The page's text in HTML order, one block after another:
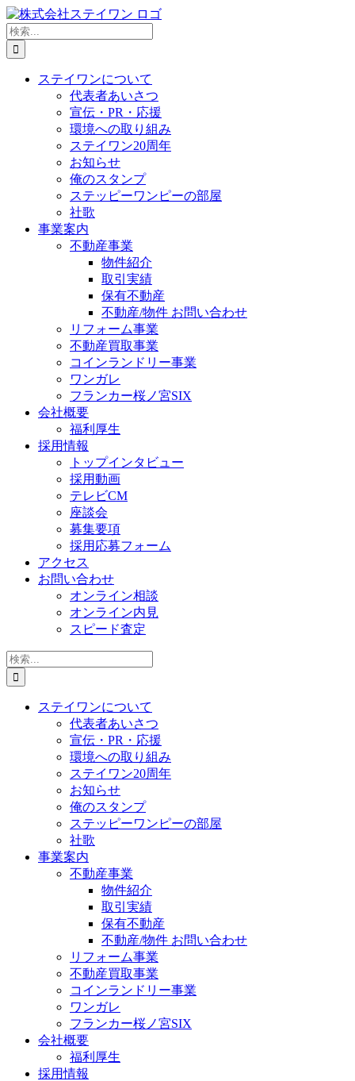
Skip
to
content
検
索
…
ステイワンについて
代表者あいさつ
宣伝・PR・応援
環境への取り組み
ステイワン20周年
お知らせ
俺のスタンプ
ステッピーワンピーの部屋
社歌
事業案内
不動産事業
物件紹介
取引実績
保有不動産
不動産/物件 お問い合わせ
リフォーム事業
不動産買取事業
コインランドリー事業
ワンガレ
フランカー桜ノ宮SIX
会社概要
福利厚生
採用情報
トップインタビュー
採用動画
テレビCM
座談会
募集要項
採用応募フォーム
アクセス
お問い合わせ
オンライン相談
オンライン内見
スピード査定
検
索
…
ステイワンについて
代表者あいさつ
宣伝・PR・応援
環境への取り組み
ステイワン20周年
お知らせ
俺のスタンプ
ステッピーワンピーの部屋
社歌
事業案内
不動産事業
物件紹介
取引実績
保有不動産
不動産/物件 お問い合わせ
リフォーム事業
不動産買取事業
コインランドリー事業
ワンガレ
フランカー桜ノ宮SIX
会社概要
福利厚生
採用情報